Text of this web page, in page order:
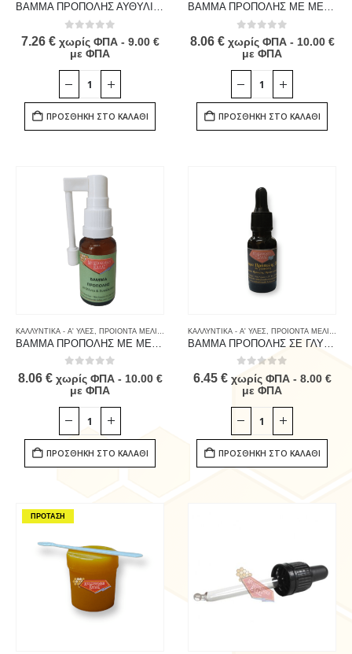
ΒΑΜΜΑ ΠΡΟΠΟΛΗΣ ΑΥΘΥΛΙΚΗΣ ΑΛΚΟΟΛΗΣ
out of 5
7.26 € χωρίς ΦΠΑ - 9.00 €
με ΦΠΑ
ΠΡΟΣΘΉΚΗ ΣΤΟ ΚΑΛΆΘΙ
ΒΑΜΜΑ ΠΡΟΠΟΛΗΣ ΜΕ ΜΕΛΙ ΜΕΝΤΑ & ΕΥΚΑΛΥΠΤΟ 20 ml
out of 5
8.06 € χωρίς ΦΠΑ - 10.00 €
με ΦΠΑ
ΠΡΟΣΘΉΚΗ ΣΤΟ ΚΑΛΆΘΙ
ΚΑΛΛΥΝΤΙΚΑ - Α' ΥΛΕΣ ΠΡΟΙΟΝΤΑ ΜΕΛΙΣΣΑΣ & ΚΑΤΑΝΑΛΩΤΗ , ΠΡΟΙΟΝΤΑ ΠΡΟΠΟΛΗΣ,
out of 5
8.06 € χωρίς ΦΠΑ - 10.00 €
με ΦΠΑ
ΠΡΟΣΘΉΚΗ ΣΤΟ ΚΑΛΆΘΙ
ΚΑΛΛΥΝΤΙΚΑ - Α' ΥΛΕΣ ΠΡΟΙΟΝΤΑ ΜΕΛΙΣΣΑΣ & ΚΑΤΑΝΑΛΩΤΗ
out of 5
6.45 € χωρίς ΦΠΑ - 8.00 €
με ΦΠΑ
ΠΡΟΣΘΉΚΗ ΣΤΟ ΚΑΛΆΘΙ
ΠΡΟΤΑΣΗ